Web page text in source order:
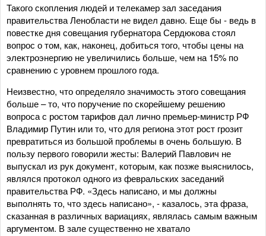
Такого скопления людей и телекамер зал заседания
правительства Ленобласти не видел давно. Еще бы - ведь в
повестке дня совещания губернатора Сердюкова стоял
вопрос о том, как, наконец, добиться того, чтобы цены на
электроэнергию не увеличились больше, чем на 15% по
сравнению с уровнем прошлого года.
Неизвестно, что определяло значимость этого совещания
больше – то, что поручение по скорейшему решению
вопроса с ростом тарифов дал лично премьер-министр РФ
Владимир Путин или то, что для региона этот рост грозит
превратиться из большой проблемы в очень большую. В
пользу первого говорили жесты: Валерий Павлович не
выпускал из рук документ, которым, как позже выяснилось,
являлся протокол одного из февральских заседаний
правительства РФ. «Здесь написано, и мы должны
выполнять то, что здесь написано», - казалось, эта фраза,
сказанная в различных вариациях, являлась самым важным
аргументом. В зале существенно не хватало